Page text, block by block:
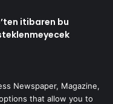
itibaren bu
Newspaper, Magazine,
that allow you to